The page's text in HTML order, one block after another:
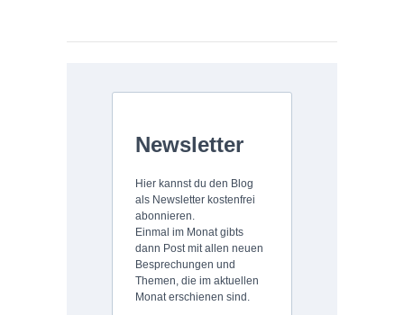
Newsletter
Hier kannst du den Blog
als Newsletter kostenfrei
abonnieren.
Einmal im Monat gibts
dann Post mit allen neuen
Besprechungen und
Themen, die im aktuellen
Monat erschienen sind.